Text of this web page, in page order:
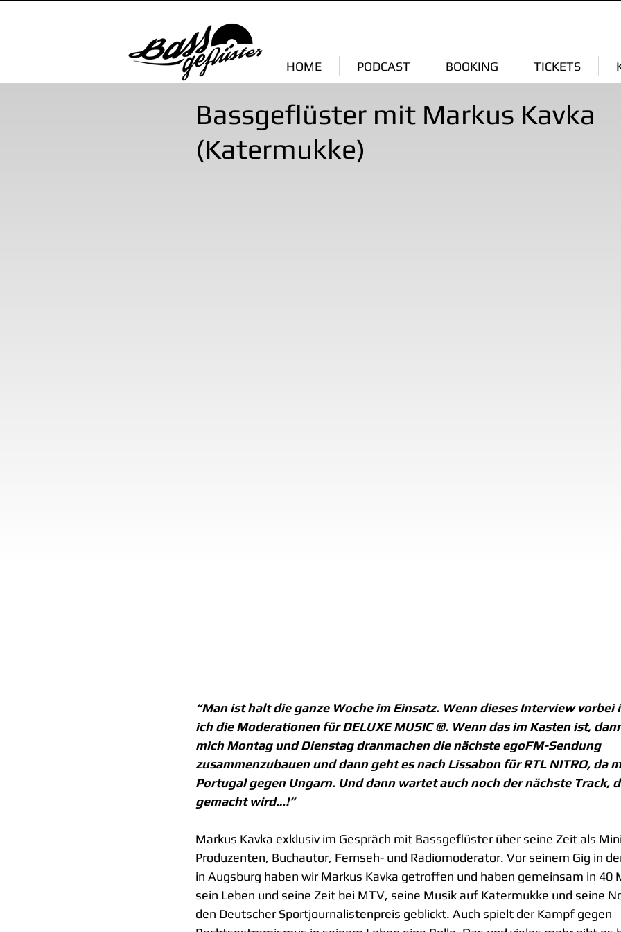
HOME PODCAST BOOKING TICKETS
Bassgeflüster mit Markus Kavka
(Katermukke)
“Man ist halt die ganze Woche im Einsatz. Wenn dieses Interview
ich die Moderationen für DELUXE MUSIC ®. Wenn das im Kasten ist,
mich Montag und Dienstag dranmachen die nächste egoFM-Sendung
zusammenzubauen und dann geht es nach Lissabon für RTL NITRO, da
Portugal gegen Ungarn. Und dann wartet auch noch der nächste Track,
gemacht wird…!”
Markus Kavka exklusiv im Gespräch mit Bassgeflüster über seine Zeit als
Produzenten, Buchautor, Fernseh- und Radiomoderator. Vor seinem Gig in
in Augsburg haben wir Markus Kavka getroffen und haben gemeinsam in
sein Leben und seine Zeit bei MTV, seine Musik auf Katermukke und seine
den Deutscher Sportjournalistenpreis geblickt. Auch spielt der Kampf gegen